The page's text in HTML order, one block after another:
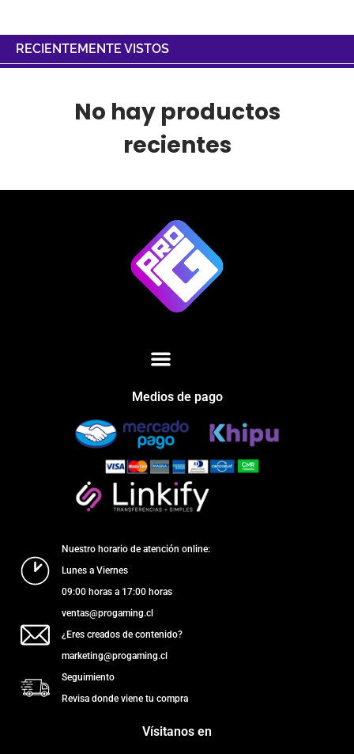
RECIENTEMENTE VISTOS
No hay productos
recientes
Medios de pago
Nuestro horario de atención online:
Lunes a Viernes
09:00 horas a 17:00 horas
ventas@progaming.cl
¿Eres creados de contenido?
marketing@progaming.cl
Seguimiento
Revisa donde viene tu compra
Vísitanos en